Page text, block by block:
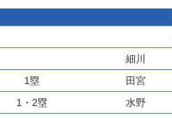
細川
1塁 田宮
1・2塁 水野